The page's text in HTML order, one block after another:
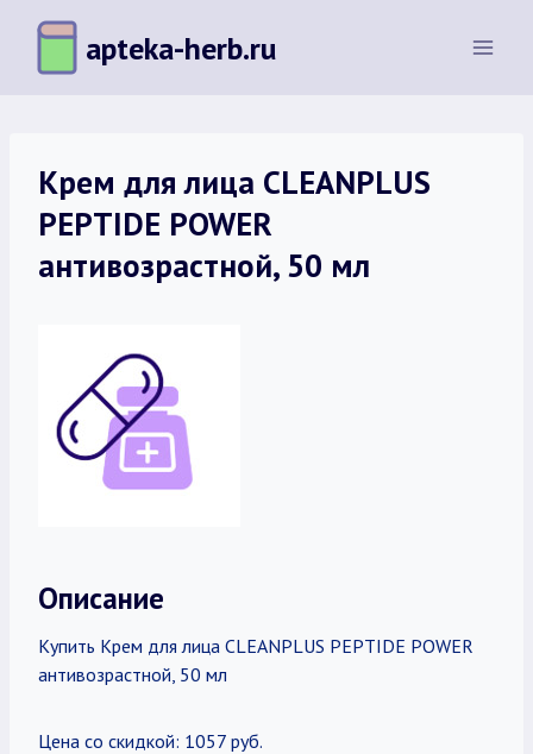
Перейти
содержимому
apteka-herb.ru
Крем для лица CLEANPLUS
PEPTIDE POWER
антивозрастной, 50 мл
Описание
Купить Крем для лица CLEANPLUS PEPTIDE POWER
антивозрастной, 50 мл
Цена со скидкой: 1057 руб.